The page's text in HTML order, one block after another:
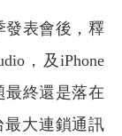
表會後，釋
，及iPhone
最終還是落在
最大連鎖通訊